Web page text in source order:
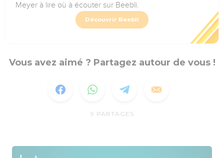
Meyer à lire où à écouter sur Beebli.
Découvrir Beebli
Vous avez aimé ? Partagez autour de vous !
9 PARTAGES